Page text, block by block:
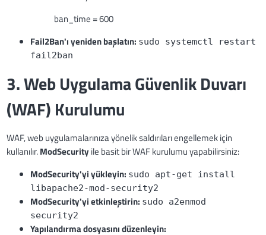
ban_time = 600
Fail2Ban'ı yeniden başlatın: sudo systemctl restart
fail2ban
3. Web Uygulama Güvenlik Duvarı
(WAF) Kurulumu
WAF, web uygulamalarınıza yönelik saldırıları engellemek için
kullanılır.ModSecurity ile basit bir WAF kurulumu yapabilirsiniz:
ModSecurity'yi yükleyin: sudo apt-get install
libapache2-mod-security2
ModSecurity'yi etkinleştirin: sudo a2enmod
security2
Yapılandırma dosyasını düzenleyin: